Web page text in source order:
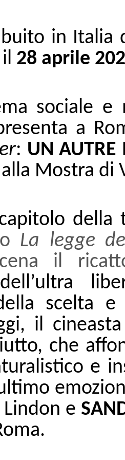
in Italia
28 aprile
sociale
a
: UN
Mostra di
La legge
il ricatto
scelta
il
che
e
e